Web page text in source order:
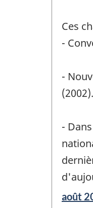
Ces
-
-
(2002).
-
août